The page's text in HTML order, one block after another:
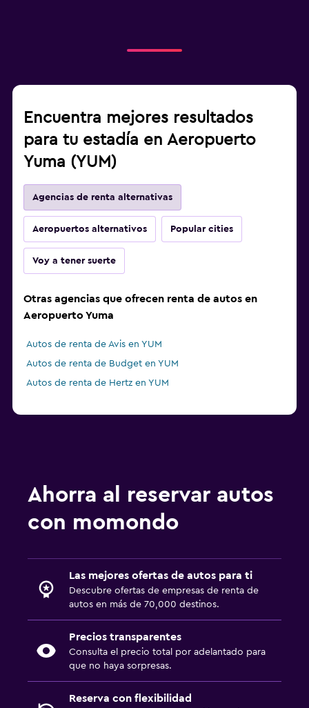
Encuentra mejores resultados
para tu estadía en Aeropuerto
Yuma (YUM)
Agencias de renta alternativas
Aeropuertos alternativos Popular cities
Voy a tener suerte
Otras agencias que ofrecen renta de autos en
Aeropuerto Yuma
Autos de renta de Avis en YUM
Autos de renta de Budget en YUM
Autos de renta de Hertz en YUM
Ahorra al reservar autos
con momondo
Las mejores ofertas de autos para ti
Descubre ofertas de empresas de renta de
autos en más de 70,000 destinos.
Precios transparentes
Consulta el precio total por adelantado para
que no haya sorpresas.
Reserva con flexibilidad